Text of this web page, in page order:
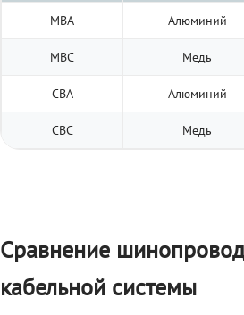
МВА Алюминий
МВС Медь
СВА Алюминий
СВС Медь
Сравнение
кабельной системы